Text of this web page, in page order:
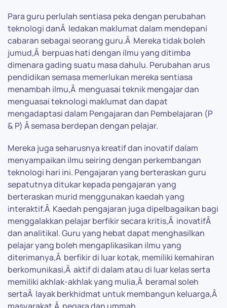
Para guru perlulah sentiasa peka dengan perubahan
teknologi danÂ ledakan maklumat dalam mendepani
cabaran sebagai seorang guru.Â Mereka tidak boleh
jumud,Â berpuas hati dengan ilmu yang ditimba
dimenara gading suatu masa dahulu. Perubahan arus
pendidikan semasa memerlukan mereka sentiasa
menambah ilmu,Â menguasai teknik mengajar dan
menguasai teknologi maklumat dan dapat
mengadaptasi dalam Pengajaran dan Pembelajaran (P
& P) Â semasa berdepan dengan pelajar.
Mereka juga seharusnya kreatif dan inovatif dalam
menyampaikan ilmu seiring dengan perkembangan
teknologi hari ini. Pengajaran yang berteraskan guru
sepatutnya ditukar kepada pengajaran yang
berteraskan murid menggunakan kaedah yang
interaktif.Â Kaedah pengajaran juga dipelbagaikan bagi
menggalakkan pelajar berfikir secara kritis,Â inovatifÂ
dan analitikal. Guru yang hebat dapat menghasilkan
pelajar yang boleh mengaplikasikan ilmu yang
diterimanya,Â berfikir di luar kotak, memiliki kemahiran
berkomunikasi,Â aktif di dalam atau di luar kelas serta
memiliki akhlak-akhlak yang mulia,Â beramal soleh
sertaÂ layak berkhidmat untuk membangun keluarga,Â